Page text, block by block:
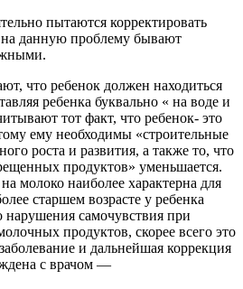
пытаются корректировать
на данную проблему бывают
что ребенок должен находиться
ребенка буквально « на воде и
тот факт, что ребенок- это
ему необходимы «строительные
роста и развития, а также то, что
продуктов» уменьшается.
молоко наиболее характерна для
старшем возрасте у ребенка
самочувствия при
продуктов, скорее всего это
и дальнейшая коррекция
с врачом —